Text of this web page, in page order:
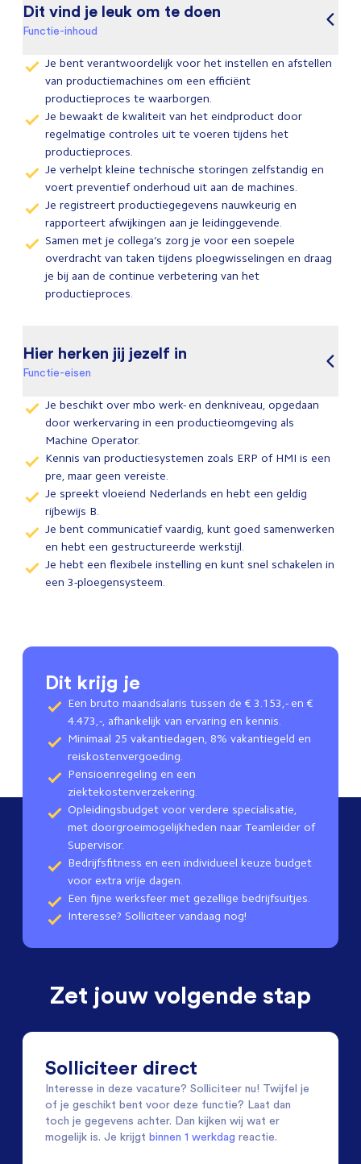
Dit vind je leuk om te doen
Functie-inhoud
Je bent verantwoordelijk voor het instellen en afstellen
van productiemachines om een efficiënt
productieproces te waarborgen.
Je bewaakt de kwaliteit van het eindproduct door
regelmatige controles uit te voeren tijdens het
productieproces.
Je verhelpt kleine technische storingen zelfstandig en
voert preventief onderhoud uit aan de machines.
Je registreert productiegegevens nauwkeurig en
rapporteert afwijkingen aan je leidinggevende.
Samen met je collega’s zorg je voor een soepele
overdracht van taken tijdens ploegwisselingen en draag
je bij aan de continue verbetering van het
productieproces.
Hier herken jij jezelf in
Functie-eisen
Je beschikt over mbo werk- en denkniveau, opgedaan
door werkervaring in een productieomgeving als
Machine Operator.
Kennis van productiesystemen zoals ERP of HMI is een
pre, maar geen vereiste.
Je spreekt vloeiend Nederlands en hebt een geldig
rijbewijs B.
Je bent communicatief vaardig, kunt goed samenwerken
en hebt een gestructureerde werkstijl.
Je hebt een flexibele instelling en kunt snel schakelen in
een 3-ploegensysteem.
Dit krijg je
Een bruto maandsalaris tussen de € 3.153,- en €
4.473,-, afhankelijk van ervaring en kennis.
Minimaal 25 vakantiedagen, 8% vakantiegeld en
reiskostenvergoeding.
Pensioenregeling en een
ziektekostenverzekering.
Opleidingsbudget voor verdere specialisatie,
met doorgroeimogelijkheden naar Teamleider of
Supervisor.
Bedrijfsfitness en een individueel keuze budget
voor extra vrije dagen.
Een fijne werksfeer met gezellige bedrijfsuitjes.
Interesse? Solliciteer vandaag nog!
Zet jouw volgende stap
Solliciteer direct
Interesse in deze vacature? Solliciteer nu! Twijfel je
of je geschikt bent voor deze functie? Laat dan
toch je gegevens achter. Dan kijken wij wat er
mogelijk is. Je krijgt binnen 1 werkdag reactie.